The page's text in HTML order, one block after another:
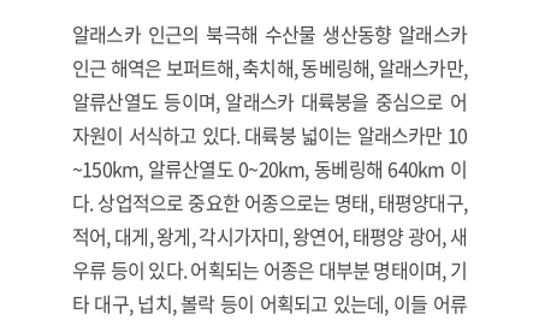
알래스카 인근의 북극해 수산물 생산동향 알래스카
인근 해역은 보퍼트해, 축치해, 동베링해, 알래스카만,
알류산열도 등이며, 알래스카 대륙붕을 중심으로 어
자원이 서식하고 있다. 대륙붕 넓이는 알래스카만 10
~150km, 알류산열도 0~20km, 동베링해 640km 이
다. 상업적으로 중요한 어종으로는 명태, 태평양대구,
적어, 대게, 왕게, 각시가자미, 왕연어, 태평양 광어, 새
우류 등이 있다. 어획되는 어종은 대부분 명태이며, 기
타 대구, 넙치, 볼락 등이 어획되고 있는데, 이들 어류